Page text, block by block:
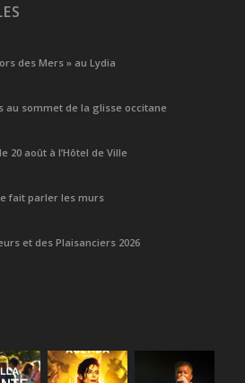
des Mers » au Lydia
au sommet de la glisse occitane
20 août à l’Hôtel de Ville
fait parler les murs
et des Plaisanciers 2026